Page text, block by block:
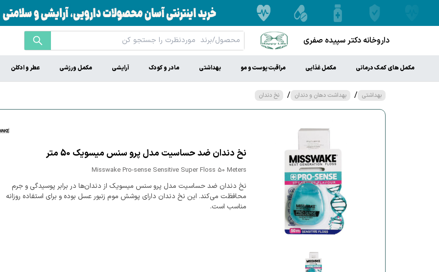
داروخانه دکتر سپیده صفری
مکمل های کمک درمانی مکمل غذایی مراقبت پوست و مو بهداشتی مادر و کودک آرایشی مکمل ورزشی عطر و ادکلن
بهداشتی / بهداشت دهان و دندان / نخ دندان
نخ دندان ضد حساسیت مدل پرو سنس میسویک 50 متر
Misswake Pro-sense Sensitive Super Floss 50 Meters
نخ دندان ضد حساسیت مدل پرو سنس میسویک از دندان‌ها در برابر پوسیدگی و جرم
محافظت می‌کند. این نخ دندان دارای پوشش موم زنبور عسل بوده و برای استفاده روزانه
مناسب است.